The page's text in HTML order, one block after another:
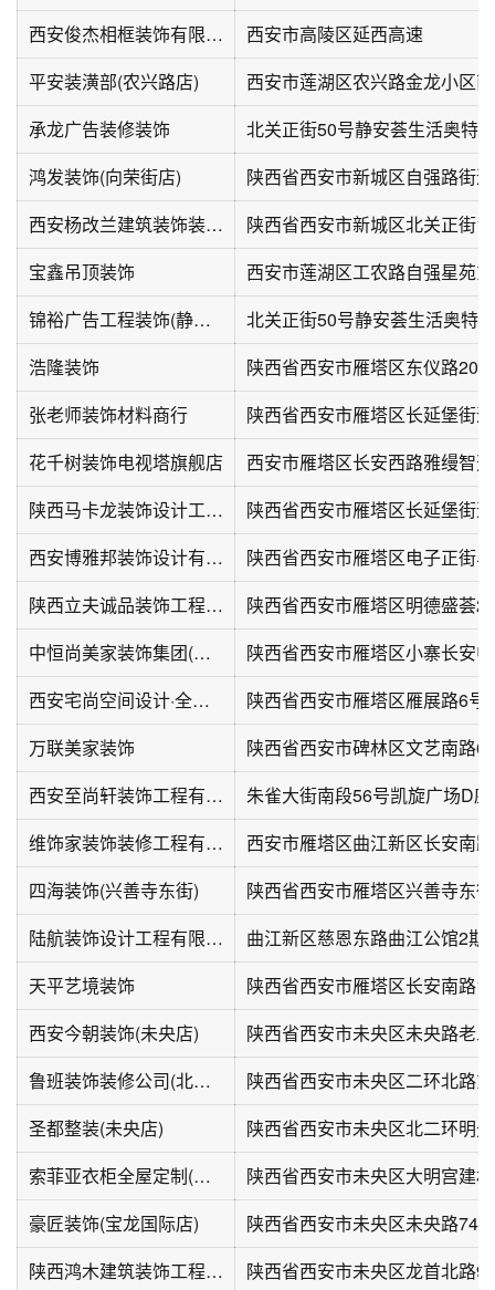
西安俊杰相框装饰有限公司
西安市高陵区延西高速
平安装潢部(农兴路店)
西安市莲湖区农兴路金龙小区
承龙广告装修装饰
北关正街50号静安荟生活奥特
鸿发装饰(向荣街店)
陕西省西安市新城区自强路街
西安杨改兰建筑装饰装修工程有限公司
陕西省西安市新城区北关正街
宝鑫吊顶装饰
西安市莲湖区工农路自强星苑
锦裕广告工程装饰(静安荟生活奥特莱斯店)
北关正街50号静安荟生活奥特
浩隆装饰
张老师装饰材料商行
花千树装饰电视塔旗舰店
陕西马卡龙装饰设计工程有限公司
陕西省西安市雁塔区长延堡街
西安博雅邦装饰设计有限公司
陕西立夫诚品装饰工程有限公司
陕西省西安市雁塔区明德盛荟2
中恒尚美家装饰集团(小寨店)
西安宅尚空间设计·全案美学装修(曲江店)
万联美家装饰
西安至尚轩装饰工程有限公司
朱雀大街南段56号凯旋广场D
维饰家装饰装修工程有限公司
四海装饰(兴善寺东街)
陕西省西安市雁塔区兴善寺东
陆航装饰设计工程有限公司
天平艺境装饰
西安今朝装饰(未央店)
陕西省西安市未央区未央路老
鲁班装饰装修公司(北郊店)
圣都整装(未央店)
索菲亚衣柜全屋定制(大明宫北二环店)
豪匠装饰(宝龙国际店)
陕西鸿木建筑装饰工程有限公司
陕西省西安市未央区龙首北路